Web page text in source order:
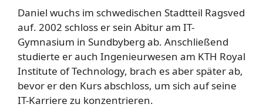
Daniel wuchs im schwedischen Stadtteil Ragsved
auf. 2002 schloss er sein Abitur am IT-
Gymnasium in Sundbyberg ab. Anschließend
studierte er auch Ingenieurwesen am KTH Royal
Institute of Technology, brach es aber später ab,
bevor er den Kurs abschloss, um sich auf seine
IT-Karriere zu konzentrieren.